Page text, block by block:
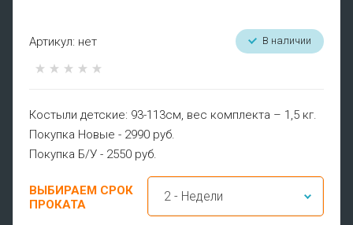
Артикул: нет В наличии
Костыли детские: 93-113см, вес комплекта – 1,5 кг.
Покупка Новые - 2990 руб.
Покупка Б/У - 2550 руб.
ВЫБИРАЕМ СРОК
ПРОКАТА